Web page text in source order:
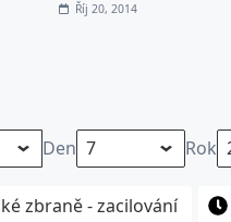
Říj 20, 2014
Den Rok
zbraně - zacilování